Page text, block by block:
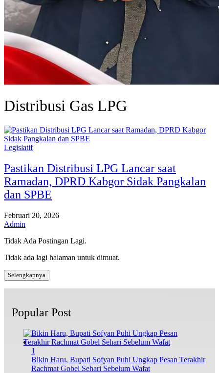
Distribusi Gas LPG
Legislatif
Pastikan Distribusi LPG Lancar saat
Ramadan, DPRD Kabgor Sidak Pangkalan
dan SPBE
Februari 20, 2026
Admin
Tidak Ada Postingan Lagi.
Tidak ada lagi halaman untuk dimuat.
Selengkapnya
Popular Post
1
Bikin Haru, Bupati Sofyan Puhi Ungkap Pesan Terakhir
Rachmat Gobel Sehari Sebelum Wafat